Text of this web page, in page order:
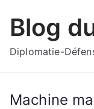
Blog
Diplomatie-
Machine